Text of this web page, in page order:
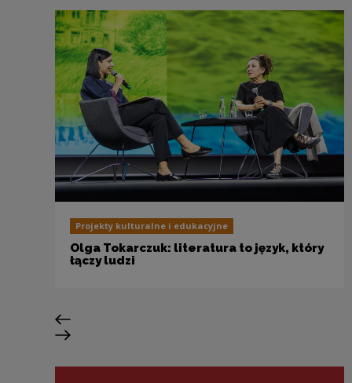
Projekty kulturalne i edukacyjne
Olga Tokarczuk: literatura to język, który
łączy ludzi
Previous slide
Next slide